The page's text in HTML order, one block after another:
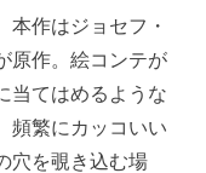
本作はジョセフ・
原作。絵コンテが
当てはめるような
頻繁にカッコいい
穴を覗き込む場